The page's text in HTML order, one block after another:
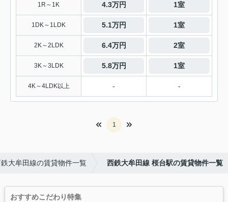
1R～1K 4.3万円 1室
1DK～1LDK 5.1万円 1室
2K～2LDK 6.4万円 2室
3K～3LDK 5.8万円 1室
4K～4LDK以上 - -
1
大牟田線の賃貸物件一覧 西鉄大牟田線 桜台駅の賃貸物件一覧
おすすめこだわり特集